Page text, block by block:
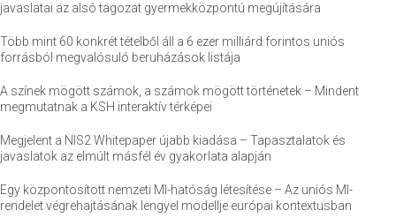
javaslatai az alsó tagozat gyermekközpontú megújítására
Több mint 60 konkrét tételből áll a 6 ezer milliárd forintos uniós
forrásból megvalósuló beruházások listája
A színek mögött számok, a számok mögött történetek – Mindent
megmutatnak a KSH interaktív térképei
Megjelent a NIS2 Whitepaper újabb kiadása – Tapasztalatok és
javaslatok az elmúlt másfél év gyakorlata alapján
Egy központosított nemzeti MI-hatóság létesítése – Az uniós MI-
rendelet végrehajtásának lengyel modellje európai kontextusban